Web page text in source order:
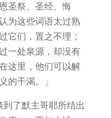
圣祭、圣经、悔
为这些词语太过熟
它们，置之不理；
一处泉源，却没有
这里，他们可以解
的干渴。」
了默主哥耶所结出